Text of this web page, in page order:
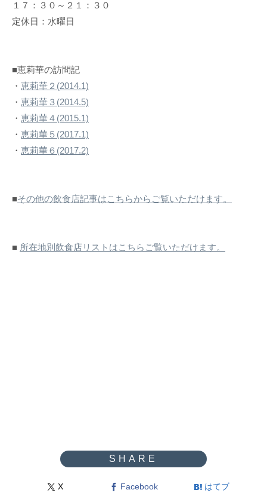
１７：３０～２１：３０
定休日：水曜日
■恵莉華の訪問記
・ 恵莉華２(2014.1)
・ 恵莉華３(2014.5)
・ 恵莉華４(2015.1)
・ 恵莉華５(2017.1)
・ 恵莉華６(2017.2)
■その他の飲食店記事はこちらからご覧いただけます。
■ 所在地別飲食店リストはこちらご覧いただけます。
X Facebook はてブ